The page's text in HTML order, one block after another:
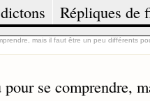
Répliques de
mais il faut être un peu différents
se comprendre,